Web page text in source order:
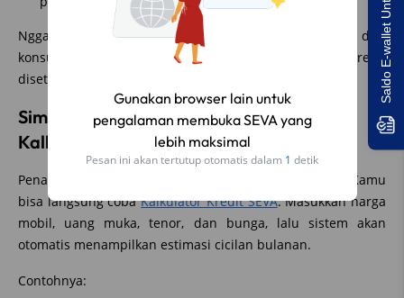
Nggak cuma itu, tim SEVA akan bantu kamu mulai dari
konsultasi, perhitungan cicilan, sampai pengajuan kredit
disetujui. Prosesnya cepat dan bebas ribet!
Simulasi Kredit HR-V 2022 dengan
Kalkulator Kredit SEVA
Penasaran berapa cicilan HR-V 2022 per bulannya? Kamu
bisa langsung cobaKalkulator Kredit SEVA. Masukkan harga
mobil, uang muka, tenor, dan bunga, lalu sistem akan
otomatis menampilkan estimasi cicilan bulanan.
Contohnya:
Saldo E-wallet Untukmu!